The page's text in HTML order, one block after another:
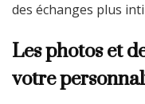
des échanges plus
Les photos et
votre